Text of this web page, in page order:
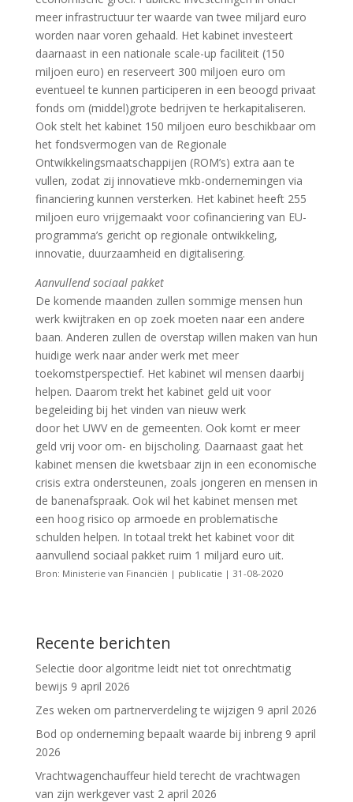
meer infrastructuur ter waarde van twee miljard euro
worden naar voren gehaald. Het kabinet investeert
daarnaast in een nationale scale-up faciliteit (150
miljoen euro) en reserveert 300 miljoen euro om
eventueel te kunnen participeren in een beoogd privaat
fonds om (middel)grote bedrijven te herkapitaliseren.
Ook stelt het kabinet 150 miljoen euro beschikbaar om
het fondsvermogen van de Regionale
Ontwikkelingsmaatschappijen (ROM’s) extra aan te
vullen, zodat zij innovatieve mkb-ondernemingen via
financiering kunnen versterken. Het kabinet heeft 255
miljoen euro vrijgemaakt voor cofinanciering van EU-
programma’s gericht op regionale ontwikkeling,
innovatie, duurzaamheid en digitalisering.
Aanvullend sociaal pakket
De komende maanden zullen sommige mensen hun
werk kwijtraken en op zoek moeten naar een andere
baan. Anderen zullen de overstap willen maken van hun
huidige werk naar ander werk met meer
toekomstperspectief. Het kabinet wil mensen daarbij
helpen. Daarom trekt het kabinet geld uit voor
begeleiding bij het vinden van nieuw werk
door het UWV en de gemeenten. Ook komt er meer
geld vrij voor om- en bijscholing. Daarnaast gaat het
kabinet mensen die kwetsbaar zijn in een economische
crisis extra ondersteunen, zoals jongeren en mensen in
de banenafspraak. Ook wil het kabinet mensen met
een hoog risico op armoede en problematische
schulden helpen. In totaal trekt het kabinet voor dit
aanvullend sociaal pakket ruim 1 miljard euro uit.
Bron: Ministerie van Financiën | publicatie | 31-08-2020
Recente berichten
Selectie door algoritme leidt niet tot onrechtmatig
bewijs 9 april 2026
Zes weken om partnerverdeling te wijzigen 9 april 2026
Bod op onderneming bepaalt waarde bij inbreng 9 april
2026
Vrachtwagenchauffeur hield terecht de vrachtwagen
van zijn werkgever vast 2 april 2026